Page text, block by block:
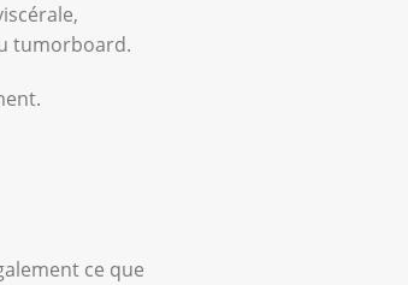
tumorboard.
ce que